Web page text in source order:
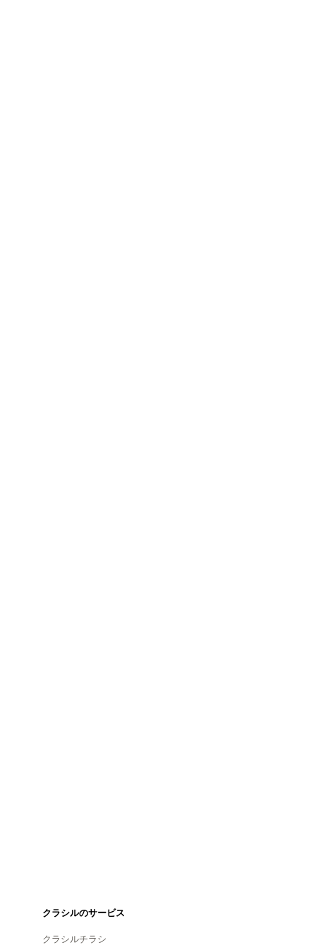
クラシルのサービス
クラシルチラシ